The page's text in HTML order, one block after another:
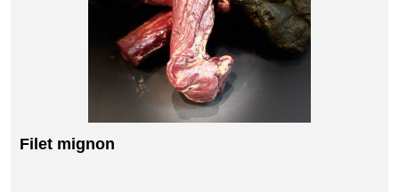
Filet mignon